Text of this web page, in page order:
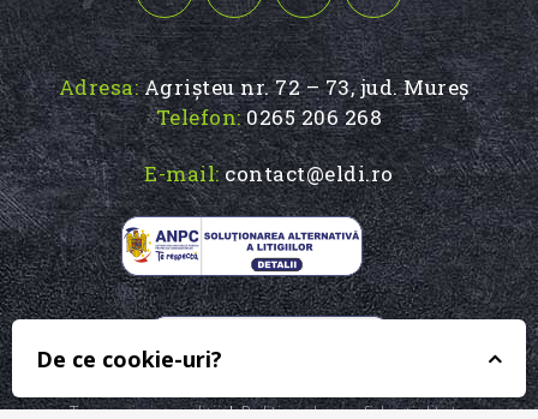
Adresa:Agrișteu nr. 72 – 73, jud. Mureș
Telefon:0265 206 268
E-mail:contact@eldi.ro
Termeni și condiții|Politica de confidențialitate
De ce cookie-uri?